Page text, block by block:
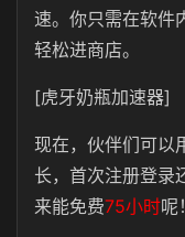
速。你只需在软件
轻松进商店。
[虎牙奶瓶加速器]
现在，伙伴们可以
长，首次注册登录
来能免费75小时呢！